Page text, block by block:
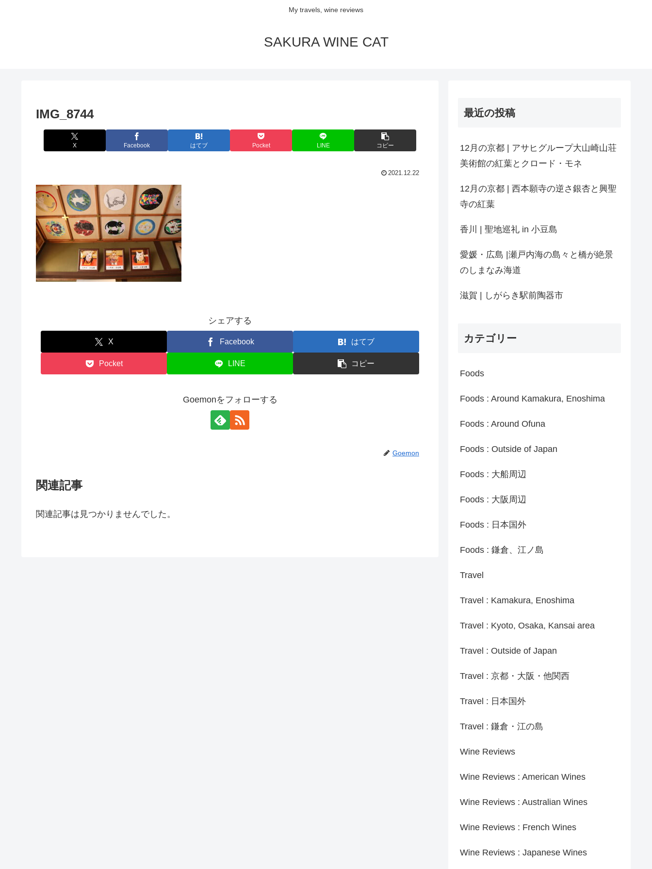
My travels, wine reviews
SAKURA WINE CAT
IMG_8744
X Facebook はてブ Pocket LINE コピー
2021.12.22
シェアする
X Facebook はてブ
Pocket LINE コピー
Goemonをフォローする
Goemon
関連記事
関連記事は見つかりませんでした。
最近の投稿
12月の京都 | アサヒグループ大山崎山荘
美術館の紅葉とクロード・モネ
12月の京都 | 西本願寺の逆さ銀杏と興聖
寺の紅葉
香川 | 聖地巡礼 in 小豆島
愛媛・広島 |瀬戸内海の島々と橋が絶景
のしまなみ海道
滋賀 | しがらき駅前陶器市
カテゴリー
Foods
Foods : Around Kamakura, Enoshima
Foods : Around Ofuna
Foods : Outside of Japan
Foods : 大船周辺
Foods : 大阪周辺
Foods : 日本国外
Foods : 鎌倉、江ノ島
Travel
Travel : Kamakura, Enoshima
Travel : Kyoto, Osaka, Kansai area
Travel : Outside of Japan
Travel : 京都・大阪・他関西
Travel : 日本国外
Travel : 鎌倉・江の島
Wine Reviews
Wine Reviews : American Wines
Wine Reviews : Australian Wines
Wine Reviews : French Wines
Wine Reviews : Japanese Wines